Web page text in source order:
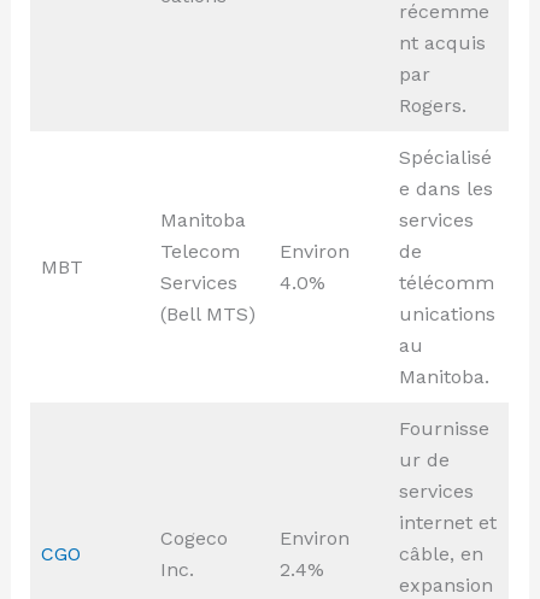
récemme
nt acquis
par
Rogers.
MBT
Manitoba
Telecom
Services
(Bell MTS)
Environ
4.0%
Spécialisé
e dans les
services
de
télécomm
unications
au
Manitoba.
CGO
Cogeco
Inc.
Environ
2.4%
Fournisse
ur de
services
internet et
câble, en
expansion